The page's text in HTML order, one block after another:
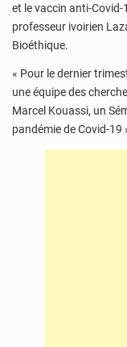
et le vaccin anti-
professeur ivoirien
Bioéthique.
« Pour le dernier
une équipe des
Marcel Kouassi, un
pandémie de Covid-19